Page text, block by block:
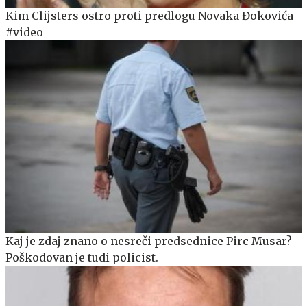
Kim Clijsters ostro proti predlogu Novaka Đokovića
#video
Kaj je zdaj znano o nesreči predsednice Pirc Musar?
Poškodovan je tudi policist.